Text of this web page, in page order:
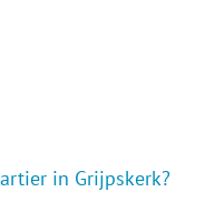
in Grijpskerk?